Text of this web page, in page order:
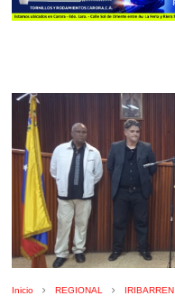
Inicio REGIONAL IRIBARREN